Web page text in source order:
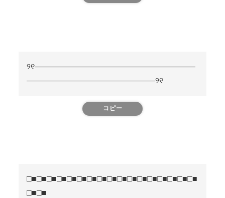
୨୧――――――――――――――――――――
――――――――――――――――୨୧
コピー
□■□■□■□■□■□■□■□■□■□■□■□■□■□■□■□■□■
□■□■